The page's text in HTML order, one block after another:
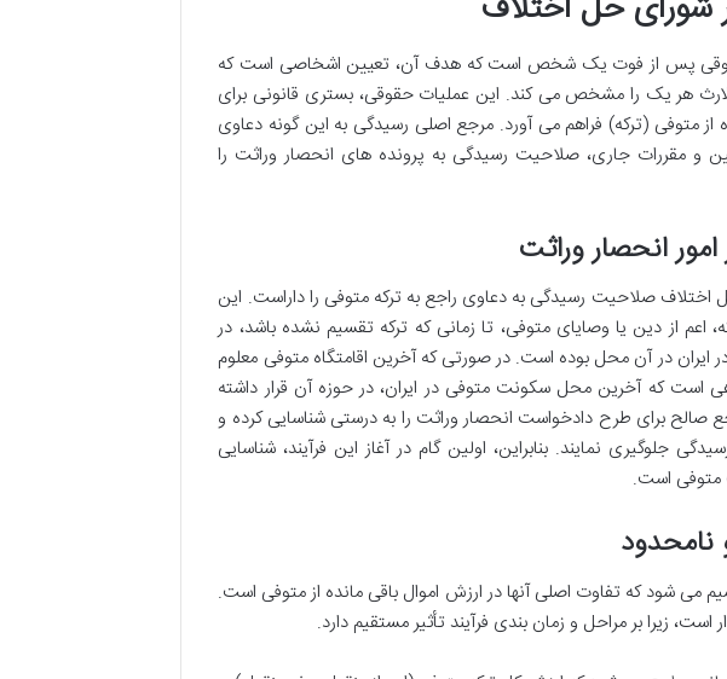
حقوقی پس از فوت یک شخص است که هدف آن، تعیین اشخاصی است که
هر یک را مشخص می کند. این عملیات حقوقی، بستری قانونی برای
از متوفی (ترکه) فراهم می آورد. مرجع اصلی رسیدگی به این گونه دعاوی
و مقررات جاری، صلاحیت رسیدگی به پرونده های انحصار وراثت را
شورای حل اختلاف صلاحیت رسیدگی به دعاوی راجع به ترکه متوفی را داراست. این
از دین یا وصایای متوفی، تا زمانی که ترکه تقسیم نشده باشد، در
ایران در آن محل بوده است. در صورتی که آخرین اقامتگاه متوفی معلوم
است که آخرین محل سکونت متوفی در ایران، در حوزه آن قرار داشته
برای طرح دادخواست انحصار وراثت را به درستی شناسایی کرده و
جلوگیری نمایند. بنابراین، اولین گام در آغاز این فرآیند، شناسایی
متوفی است.
می شود که تفاوت اصلی آنها در ارزش اموال باقی مانده از متوفی است.
زیرا بر مراحل و زمان بندی فرآیند تأثیر مستقیم دارد.